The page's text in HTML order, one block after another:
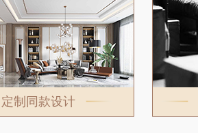
定制同款设计